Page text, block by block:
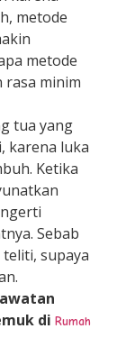
metode
metode
rasa minim
tua yang
karena luka
Ketika
Sebab
supaya
diRumah